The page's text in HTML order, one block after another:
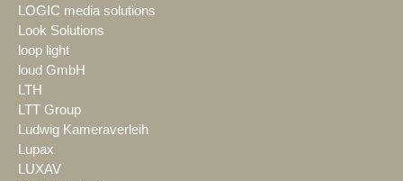
LOGIC media solutions
Look Solutions
loop light
loud GmbH
LTH
LTT Group
Ludwig Kameraverleih
Lupax
LUXAV